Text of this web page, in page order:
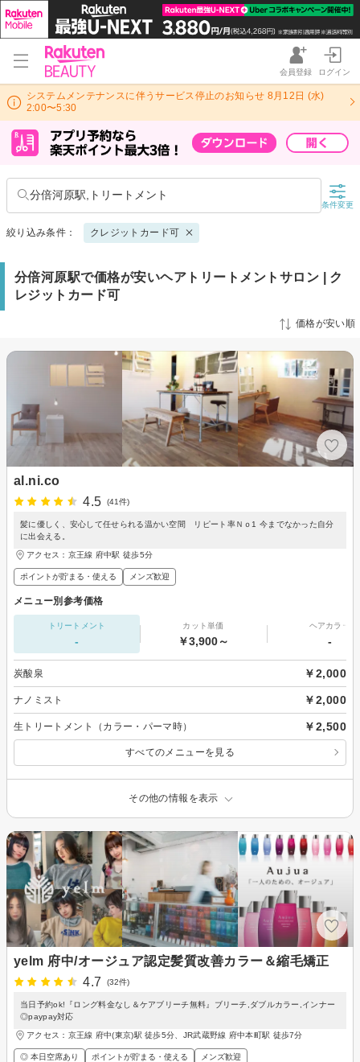
会員登録 ログイン
システムメンテナンスに伴うサービス停止のお知らせ 8月12日 (水)
2:00〜5:30
分倍河原駅,トリートメント
条件変更
絞り込み条件： クレジットカード可
分倍河原駅で価格が安いヘアトリートメントサロン | ク
レジットカード可
価格が安い順
al.ni.co
4.5
(41件)
髪に優しく、安心して任せられる温かい空間 リピート率Ｎｏ1 今までなかった自分
に出会える。
アクセス：京王線 府中駅 徒歩5分
ポイントが貯まる・使える メンズ歓迎
メニュー別参考価格
トリートメント
-
カット単価
￥3,900～
ヘアカラー
-
炭酸泉 ￥2,000
ナノミスト ￥2,000
生トリートメント（カラー・パーマ時） ￥2,500
すべてのメニューを見る
その他の情報を表示
yelm 府中/オージュア認定髪質改善カラー＆縮毛矯正
4.7
(32件)
当日予約ok!『ロング料金なし＆ケアブリーチ無料』ブリーチ,ダブルカラー,インナー
◎paypay対応
アクセス：京王線 府中(東京)駅 徒歩5分、JR武蔵野線 府中本町駅 徒歩7分
◎ 本日空席あり ポイントが貯まる・使える メンズ歓迎